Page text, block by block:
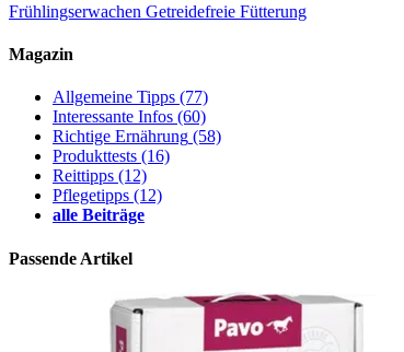
Frühlingserwachen Getreidefreie Fütterung
Magazin
Allgemeine Tipps (77)
Interessante Infos (60)
Richtige Ernährung (58)
Produkttests (16)
Reittipps (12)
Pflegetipps (12)
alle Beiträge
Passende Artikel